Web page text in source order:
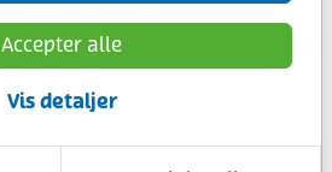
Accepter alle
Vis detaljer